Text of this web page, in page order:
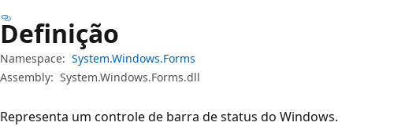
Definição
Namespace: System.Windows.Forms
Assembly: System.Windows.Forms.dll
Representa um controle de barra de status do Windows.